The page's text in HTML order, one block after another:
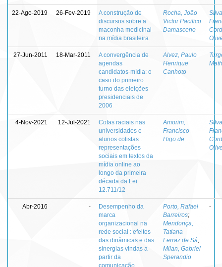
22-Ago-2019 26-Fev-2019
A construção de
discursos sobre a
maconha medicinal
na mídia brasileira
Rocha, João
Victor Pacifico
Damasceno
27-Jun-2011 18-Mar-2011
A convergência de
agendas
candidatos-mídia: o
caso do primeiro
turno das eleições
presidenciais de
2006
Alvez, Paulo
Henrique
Canhoto
4-Nov-2021 12-Jul-2021
Cotas raciais nas
universidades e
alunos cotistas :
representações
sociais em textos da
mídia online ao
longo da primeira
década da Lei
12.711/12
Amorim,
Francisco
Higo de
Abr-2016 -
Desempenho da
marca
organizacional na
rede social : efeitos
das dinâmicas e das
sinergias vindas a
partir da
comunicação
Porto, Rafael
Barreiros;
Mendonça,
Tatiana
Ferraz de Sá;
Milan, Gabriel
Sperandio
-